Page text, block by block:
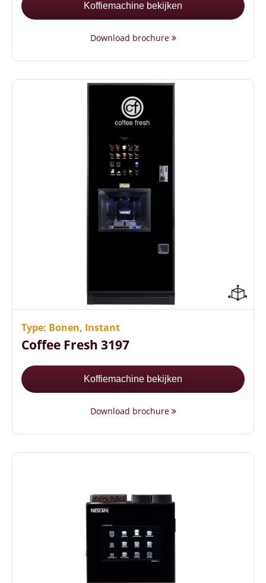
Koffiemachine bekijken
Download brochure
Gebruiks- en onderhoudsvriendelijk
Bekermechanisme met 1.100 bekers
Veel koffievariaties mogelijk
Type: Bonen, Instant
Coffee Fresh 3197
Koffiemachine bekijken
Download brochure